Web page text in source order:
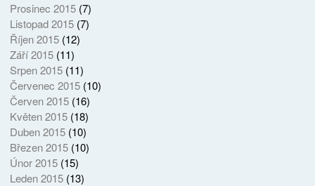
Prosinec 2015(7)
Listopad 2015(7)
Říjen 2015(12)
Září 2015(11)
Srpen 2015(11)
Červenec 2015(10)
Červen 2015(16)
Květen 2015(18)
Duben 2015(10)
Březen 2015(10)
Únor 2015(15)
Leden 2015(13)